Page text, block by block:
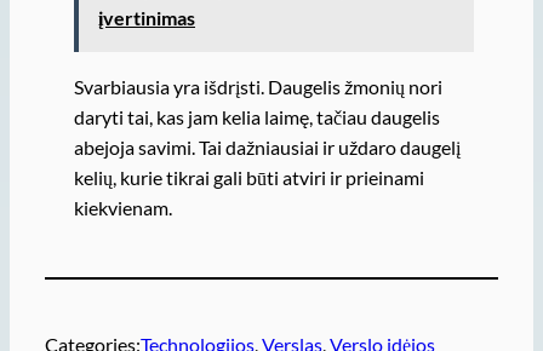
įvertinimas
Svarbiausia yra išdrįsti. Daugelis žmonių nori
daryti tai, kas jam kelia laimę, tačiau daugelis
abejoja savimi. Tai dažniausiai ir uždaro daugelį
kelių, kurie tikrai gali būti atviri ir prieinami
kiekvienam.
Categories:Technologijos, Verslas, Verslo idėjos